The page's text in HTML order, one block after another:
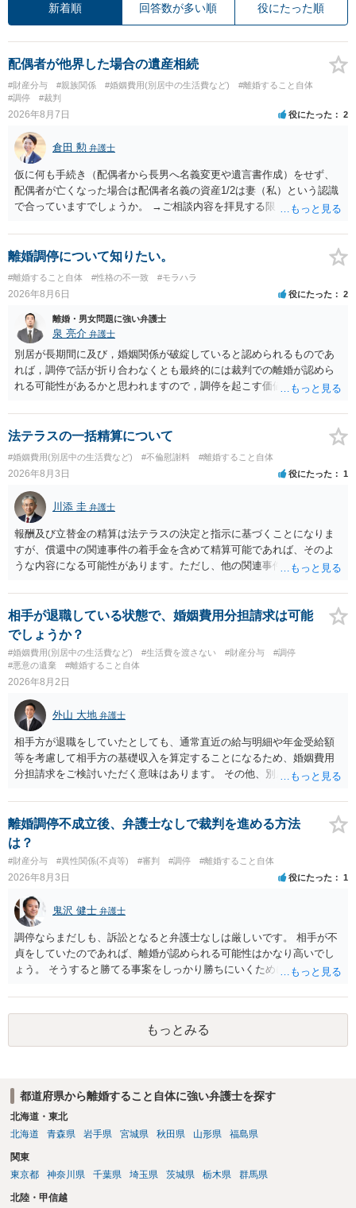
新着順 回答数が多い順 役にたった順
配偶者が他界した場合の遺産相続
#財産分与 #親族関係 #婚姻費用(別居中の生活費など)
#離婚すること自体
#調停
#裁判
2026年8月7日 役にたった 2
倉田 勲 弁護士
仮に何も手続き（配偶者から長男へ名義変更や遺言書作成）をせず、
配偶者が亡くなった場合は配偶者名義の資産1/2は妻（私）という認識
で合っていますでしょうか。 →ご相談内容を拝見する限りでは、その
完全に所有する場合は、他の相続人に対して自宅の評価額の１/２の代
償金の支払いが必要になります。
離婚調停について知りたい。
#離婚すること自体 #性格の不一致 #モラハラ
2026年8月6日 役にたった 2
離婚・男女問題に強い弁護士
泉 亮介 弁護士
別居が長期間に及び，婚姻関係が破綻していると認められるものであ
れば，調停で話が折り合わなくとも最終的には裁判での離婚が認めら
れる可能性があるかと思われますので，調停を起こす価値はあるよう
は調停が成立するということはないため，相手が合意するメリットを
だしてでも調停で終わらせるよう努めるのか，裁判離婚を見据えて調
停での離婚に固執しないかいずれかの対応は必要となるかと思われま
す。 お一人で対応するのは難しい側面もありますので弁護士を立てる
ことを検討されると良いかと思われます。
法テラスの一括精算について
#婚姻費用(別居中の生活費など) #不倫慰謝料 #離婚すること自体
2026年8月3日 役にたった 1
川添 圭 弁護士
報酬及び立替金の精算は法テラスの決定と指示に基づくことになりま
すが、償還中の関連事件の着手金を含めて精算可能であれば、そのよ
うな内容になる可能性があります。ただし、他の関連事件でも相手方
情によって対応が違いますので、法テラスへお尋ねいただいた方が確
実です。
相手が退職している状態で、婚姻費用分担請求は可能
でしょうか？
#婚姻費用(別居中の生活費など) #生活費を渡さない #財産分与
#調停
#悪意の遺棄
#離婚すること自体
2026年8月2日
外山 大地 弁護士
相手方が退職をしていたとしても、通常直近の給与明細や年金受給額
等を考慮して相手方の基礎収入を算定することになるため、婚姻費用
分担請求をご検討いただく意味はあります。 その他、別居の経緯、質
て、ご検討いただくのが良いかと思います。
離婚調停不成立後、弁護士なしで裁判を進める方法
は？
#財産分与 #異性関係(不貞等) #審判 #調停 #離婚すること自体
2026年8月3日 役にたった 1
鬼沢 健士 弁護士
調停ならまだしも、訴訟となると弁護士なしは厳しいです。 相手が不
貞をしていたのであれば、離婚が認められる可能性はかなり高いでし
ょう。 そうすると勝てる事案をしっかり勝ちにいくためにも弁護士委
もっとみる
都道府県から離婚すること自体に強い弁護士を探す
北海道・東北
北海道
青森県 岩手県 宮城県 秋田県 山形県 福島県
関東
東京都
神奈川県 千葉県 埼玉県 茨城県 栃木県 群馬県
北陸・甲信越